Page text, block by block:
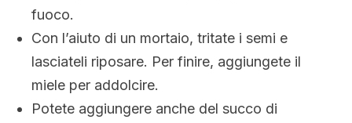
fuoco.
Con l’aiuto di un mortaio, tritate i semi e
lasciateli riposare. Per finire, aggiungete il
miele per addolcire.
Potete aggiungere anche del succo di